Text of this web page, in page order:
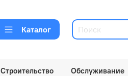
Каталог
Строительство Обслуживание